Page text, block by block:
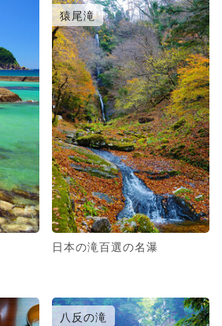
猿尾滝
日本の滝百選の名瀑
八反の滝